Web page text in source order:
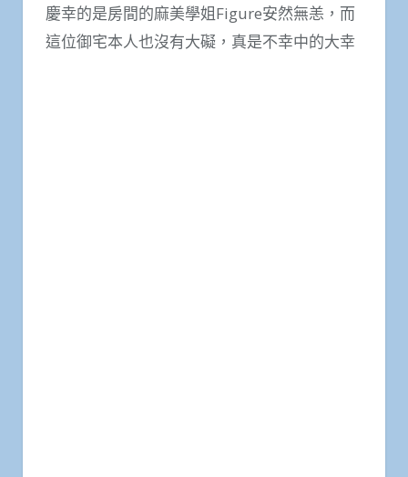
慶幸的是房間的麻美學姐Figure安然無恙，而
這位御宅本人也沒有大礙，真是不幸中的大幸